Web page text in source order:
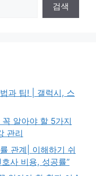
검색
과 팁! | 갤럭시, 스
알아야 할 5가지
관리
관계| 이해하기 쉬
사 비용, 성공률”